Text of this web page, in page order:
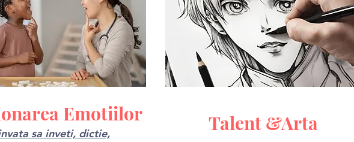
Emotiilor
sa inveti, dictie,
Talent &Arta